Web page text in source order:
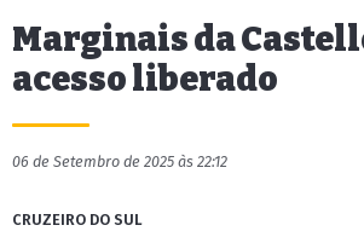
Marginais da
acesso liberado
06 de Setembro de 2025 às 22:12
CRUZEIRO DO SUL